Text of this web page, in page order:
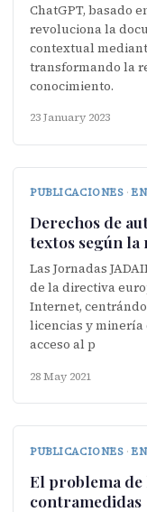
ChatGPT, basado
revoluciona la
contextual
transformando la
conocimiento.
23 January 2023
PUBLICACIONES ·
Derechos de
textos según la
Las Jornadas
de la directiva
Internet,
licencias y minería
acceso al p
28 May 2021
PUBLICACIONES ·
El problema de
contramedidas